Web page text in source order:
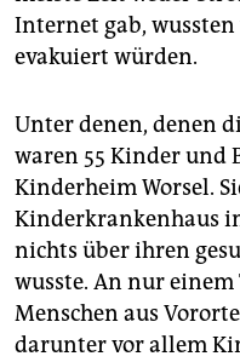
Internet gab,
evakuiert würden.
Unter denen, denen
waren 55 Kinder und
Kinderheim Worsel.
Kinderkrankenhaus
nichts über ihren
wusste. An nur
Menschen aus
darunter vor allem